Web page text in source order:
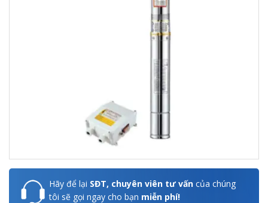
Hãy để lại SĐT, chuyên viên tư vấn của chúng
tôi sẽ gọi ngay cho bạn miễn phí!